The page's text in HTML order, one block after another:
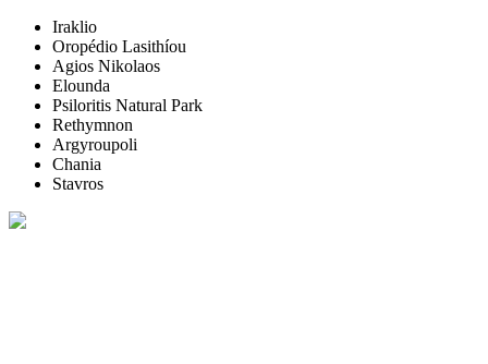
Iraklio
Oropédio Lasithíou
Agios Nikolaos
Elounda
Psiloritis Natural Park
Rethymnon
Argyroupoli
Chania
Stavros